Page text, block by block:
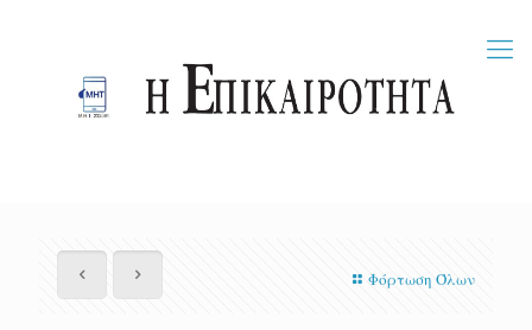
Φόρτωση Όλων